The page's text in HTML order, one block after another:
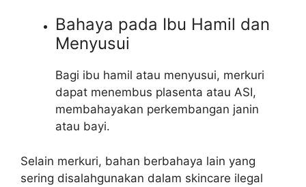
Bahaya pada Ibu Hamil dan
Menyusui
Bagi ibu hamil atau menyusui, merkuri
dapat menembus plasenta atau ASI,
membahayakan perkembangan janin
atau bayi.
Selain merkuri, bahan berbahaya lain yang
sering disalahgunakan dalam skincare ilegal